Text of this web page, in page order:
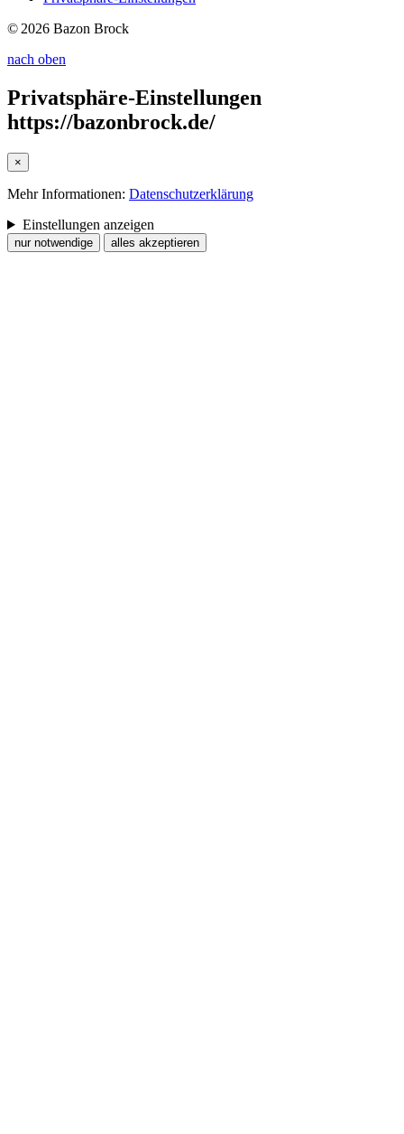
© 2026 Bazon Brock
nach oben
Privatsphäre-Einstellungen
https://bazonbrock.de/
×
Mehr Informationen: Datenschutzerklärung
Einstellungen anzeigen
nur notwendige alles akzeptieren